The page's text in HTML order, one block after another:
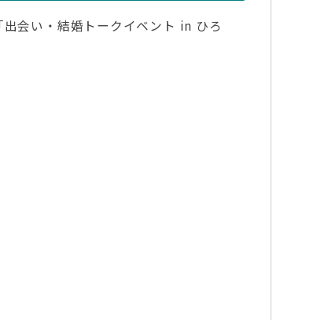
会い・結婚トークイベント in ひろ